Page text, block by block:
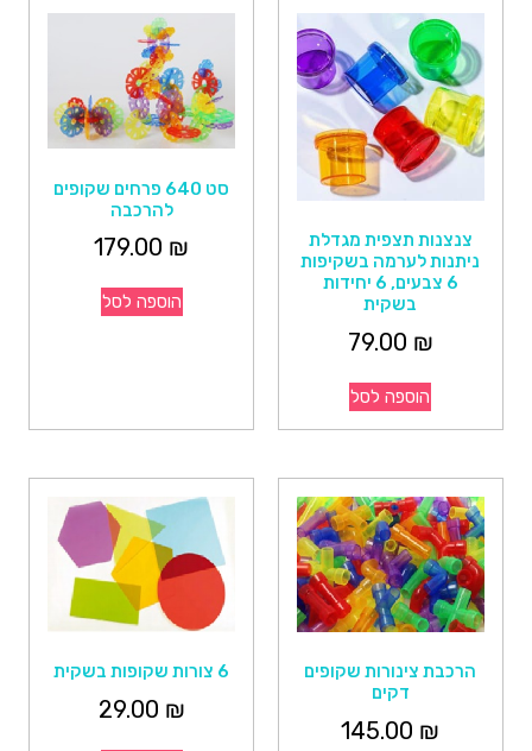
צנצנות תצפית מגדלת
ניתנות לערמה בשקיפות
6 צבעים, 6 יחידות
בשקית
79.00 ₪
הוספה לסל
סט 640 פרחים שקופים
להרכבה
179.00 ₪
הוספה לסל
הרכבת צינורות שקופים
דקים
145.00 ₪
6 צורות שקופות בשקית
29.00 ₪